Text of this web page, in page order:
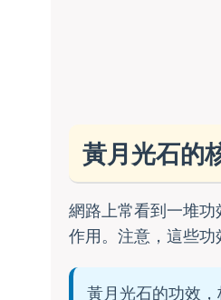
黃月光石的
網路上常看到一堆
作用。注意，這些功
黃月光石的功效